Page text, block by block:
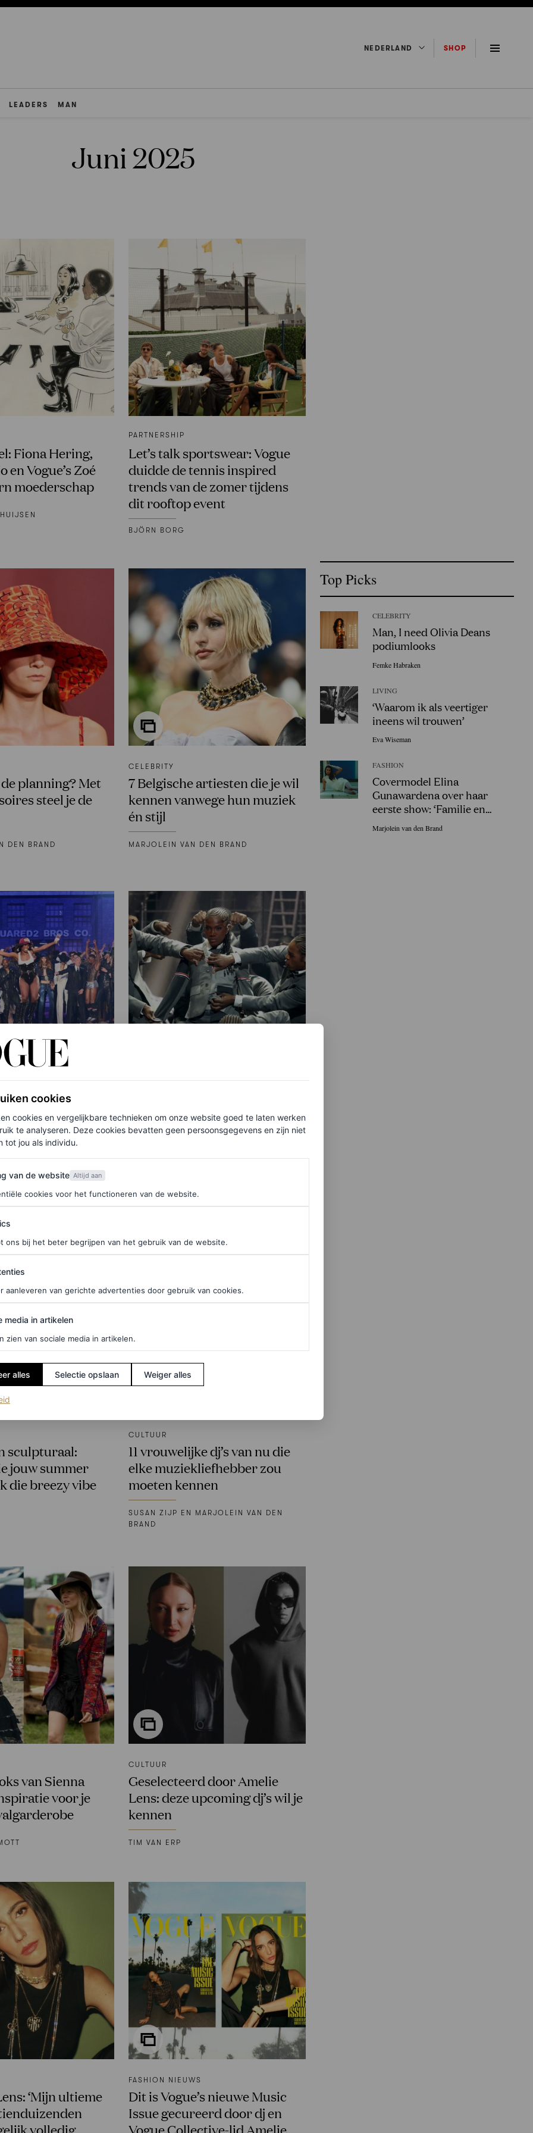
NEDERLAND SHOP
LEADERS MAN
Juni 2025
Fiona Hering,
en Vogue’s Zoé
moederschap
PARTNERSHIP
Let’s talk sportswear: Vogue
duidde de tennis inspired
trends van de zomer tijdens
dit rooftop event
BJÖRN BORG
planning? Met
steel je de
DEN BRAND
CELEBRITY
7 Belgische artiesten die je wil
kennen vanwege hun muziek
én stijl
MARJOLEIN VAN DEN BRAND
Top Picks
CELEBRITY
Man, I need Olivia Deans
podiumlooks
Femke Habraken
LIVING
‘Waarom ik als veertiger
ineens wil trouwen’
Eva Wiseman
FASHION
Covermodel Elina
Gunawardena over haar
eerste show: ‘Familie en
vrienden in Sri Lanka gingen
uit hun dak!’
Marjolein van den Brand
op de catwalk
filharmonisch
mode en
alleen inspireren met hun
muziek, maar ook met hun
looks
sculpturaal:
jouw summer
die breezy vibe
CULTUUR
11 vrouwelijke dj’s van nu die
elke muziekliefhebber zou
moeten kennen
SUSAN ZIJP EN MARJOLEIN VAN DEN
BRAND
van Sienna
voor je
CULTUUR
Geselecteerd door Amelie
Lens: deze upcoming dj’s wil je
kennen
TIM VAN ERP
‘Mijn ultieme
volledig
FASHION NIEUWS
Dit is Vogue’s nieuwe Music
Issue gecureerd door dj en
Vogue Collective-lid Amelie
cookies
cookies en vergelijkbare technieken om onze website goed te laten werken
te analyseren. Deze cookies bevatten geen persoonsgegevens en zijn niet
tot jou als individu.
de website
van de website Altijd aan
cookies voor het functioneren van de website.
ons bij het beter begrijpen van het gebruik van de website.
aanleveren van gerichte advertenties door gebruik van cookies.
in artikelen
media in artikelen
zien van sociale media in artikelen.
alles Selectie opslaan Weiger alles